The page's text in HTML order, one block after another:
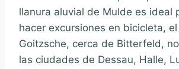
llanura aluvial de Mulde es ideal
hacer excursiones en bicicleta,
Goitzsche, cerca de Bitterfeld,
las ciudades de Dessau, Halle,